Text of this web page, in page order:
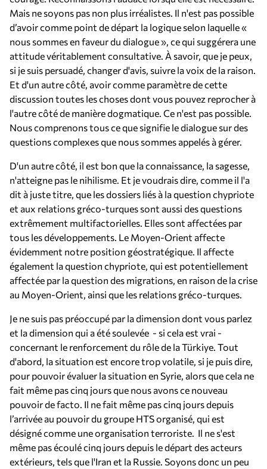
Mais ne soyons pas non plus irréalistes. Il n'est pas possible
d’avoir comme point de départ la logique selon laquelle «
nous sommes en faveur du dialogue », ce qui suggérera une
attitude véritablement consultative. À savoir, que je peux,
si je suis persuadé, changer d'avis, suivre la voix de la raison.
Et d'un autre côté, avoir comme paramètre de cette
discussion toutes les choses dont vous pouvez reprocher à
l'autre côté de manière dogmatique. Ce n'est pas possible.
Nous comprenons tous ce que signifie le dialogue sur des
questions complexes que nous sommes appelés à gérer.
D'un autre côté, il est bon que la connaissance, la sagesse,
n'atteigne pas le nihilisme. Et je voudrais dire, comme il l'a
dit à juste titre, que les dossiers liés à la question chypriote
et aux relations gréco-turques sont aussi des questions
extrêmement multifactorielles. Elles sont affectées par
tous les développements. Le Moyen-Orient affecte
évidemment notre position géostratégique. Il affecte
également la question chypriote, qui est potentiellement
affectée par la question des migrations, en raison de la crise
au Moyen-Orient, ainsi que les relations gréco-turques.
Je ne suis pas préoccupé par la dimension dont vous parlez
et la dimension qui a été soulevée - si cela est vrai -
concernant le renforcement du rôle de la Türkiye. Tout
d'abord, la situation est encore trop volatile, si je puis dire,
pour pouvoir évaluer la situation en Syrie, alors que cela ne
fait même pas cinq jours que nous avons ce nouveau
pouvoir de facto. Il ne fait même pas cinq jours depuis
l’arrivée au pouvoir du groupe HTS organisé, qui est
désigné comme une organisation terroriste. Il ne s'est
même pas écoulé cinq jours depuis le départ des acteurs
extérieurs, tels que l'Iran et la Russie. Soyons donc un peu